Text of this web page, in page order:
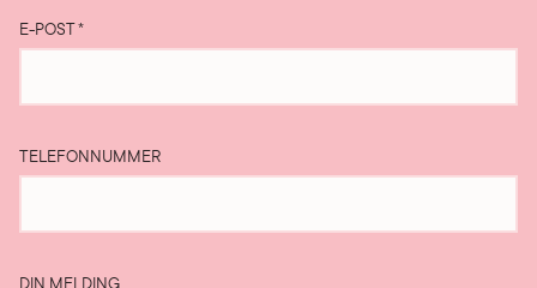
E-POST*
TELEFONNUMMER
DIN MELDING